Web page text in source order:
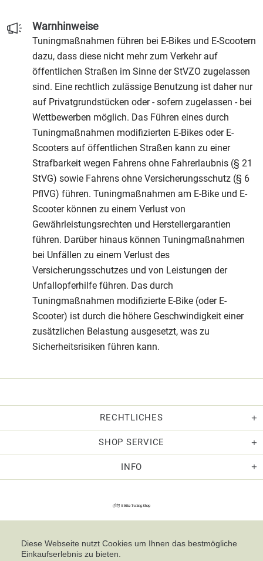
Warnhinweise
Tuningmaßnahmen führen bei E-Bikes und E-Scootern
dazu, dass diese nicht mehr zum Verkehr auf
öffentlichen Straßen im Sinne der StVZO zugelassen
sind. Eine rechtlich zulässige Benutzung ist daher nur
auf Privatgrundstücken oder - sofern zugelassen - bei
Wettbewerben möglich. Das Führen eines durch
Tuningmaßnahmen modifizierten E-Bikes oder E-
Scooters auf öffentlichen Straßen kann zu einer
Strafbarkeit wegen Fahrens ohne Fahrerlaubnis (§ 21
StVG) sowie Fahrens ohne Versicherungsschutz (§ 6
PflVG) führen. Tuningmaßnahmen am E-Bike und E-
Scooter können zu einem Verlust von
Gewährleistungsrechten und Herstellergarantien
führen. Darüber hinaus können Tuningmaßnahmen
bei Unfällen zu einem Verlust des
Versicherungsschutzes und von Leistungen der
Unfallopferhilfe führen. Das durch
Tuningmaßnahmen modifizierte E-Bike (oder E-
Scooter) ist durch die höhere Geschwindigkeit einer
zusätzlichen Belastung ausgesetzt, was zu
Sicherheitsrisiken führen kann.
RECHTLICHES
SHOP SERVICE
INFO
Diese Webseite nutzt Cookies um Ihnen das bestmögliche
Einkaufserlebnis zu bieten.